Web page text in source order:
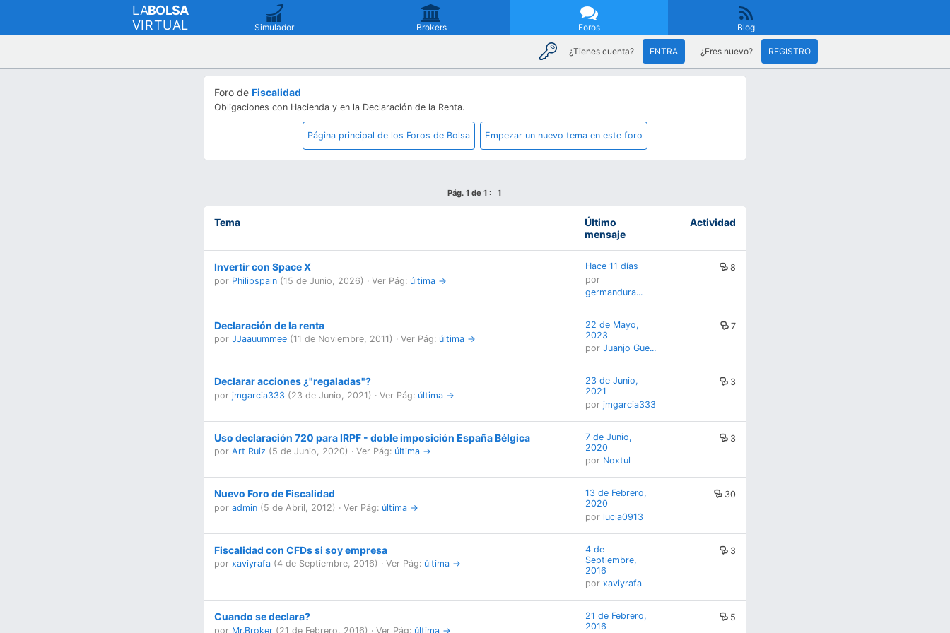
LABOLSA
VIRTUAL
Simulador Brokers Foros Blog
¿Tienes cuenta? ENTRA ¿Eres nuevo? REGISTRO
Foro de Fiscalidad
Obligaciones con Hacienda y en la Declaración de la Renta.
Página principal de los Foros de Bolsa Empezar un nuevo tema en este foro
Pág. 1 de 1 : 1
Tema
Último
mensaje
Actividad
Invertir con Space X
por Philipspain (15 de Junio, 2026) · Ver Pág: última →
Hace 11 días
por
germandura...
8
Declaración de la renta
por JJaauummee (11 de Noviembre, 2011 ) · Ver Pág: última →
22 de Mayo,
2023
por Juanjo Gue...
7
Declarar acciones ¿"regaladas"?
por jmgarcia333 (23 de Junio, 2021 ) · Ver Pág: última →
23 de Junio,
2021
por jmgarcia333
3
Uso declaración 720 para IRPF - doble imposición España Bélgica
por Art Ruiz (5 de Junio, 2020) · Ver Pág: última →
7 de Junio,
2020
por Noxtul
3
Nuevo Foro de Fiscalidad
por admin (5 de Abril, 2012) · Ver Pág: última →
13 de Febrero,
2020
por lucia0913
30
Fiscalidad con CFDs si soy empresa
por xaviyrafa (4 de Septiembre, 2016) · Ver Pág: última →
4 de
Septiembre,
2016
por xaviyrafa
3
Cuando se declara?
por Mr.Broker (21 de Febrero, 2016) · Ver Pág: última →
21 de Febrero,
2016
5